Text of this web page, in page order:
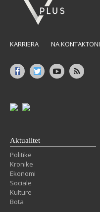
KARRIERA NA KONTAKTONI
Aktualitet
Politike
Kronike
Ekonomi
Sociale
Kulture
Bota